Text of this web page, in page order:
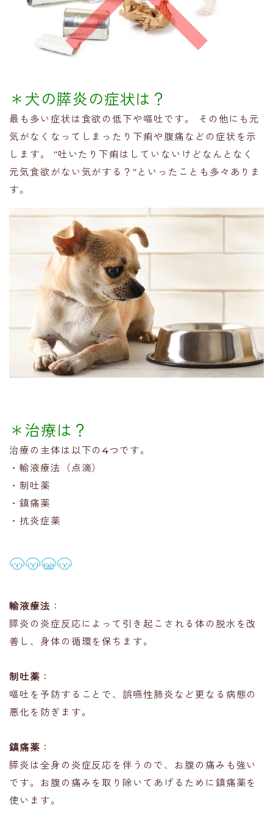
＊犬の膵炎の症状は？
最も多い症状は食欲の低下や嘔吐です。 その他にも元
気がなくなってしまったり下痢や腹痛などの症状を示
します。 “吐いたり下痢はしていないけどなんとなく
元気食欲がない気がする？“といったことも多々ありま
す。
＊治療は？
治療の主体は以下の4つです。
・輸液療法（点滴）
・制吐薬
・鎮痛薬
・抗炎症薬
輸液療法 ：
膵炎の炎症反応によって引き起こされる体の脱水を改
善し、身体の循環を保ちます。
制吐薬 ：
嘔吐を予防することで、誤嚥性肺炎など更なる病態の
悪化を防ぎます。
鎮痛薬 ：
膵炎は全身の炎症反応を伴うので、お腹の痛みも強い
です。お腹の痛みを取り除いてあげるために鎮痛薬を
使います。